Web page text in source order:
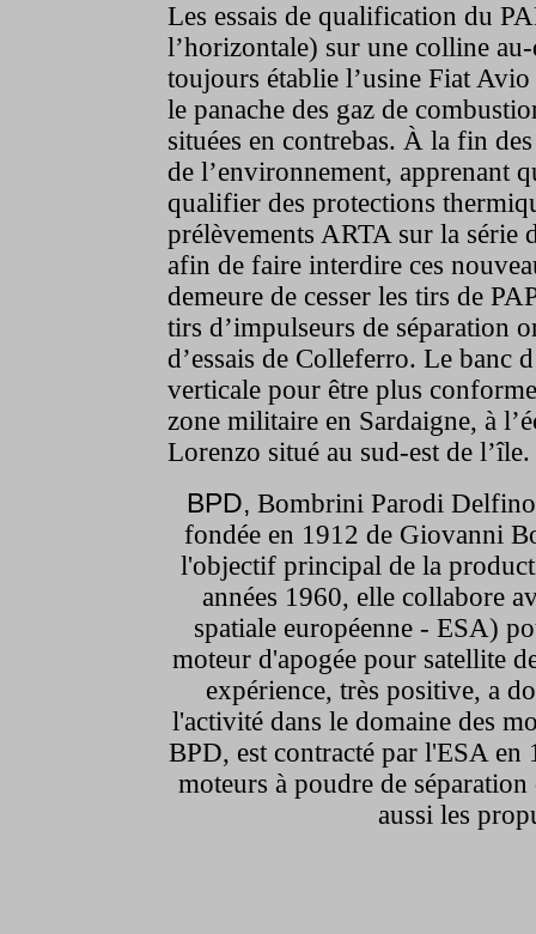
Les essais de qualification du
l’horizontale) sur une colline
toujours établie l’usine Fiat
le panache des gaz de
situées en contrebas. À la fin
de l’environnement, apprenant
qualifier des protections
prélèvements ARTA sur la
afin de faire interdire ces
demeure de cesser les tirs de
tirs d’impulseurs de séparation
d’essais de Colleferro. Le banc
verticale pour être plus
zone militaire en Sardaigne, à
Lorenzo situé au sud-est de l’île.
BPD, Bombrini Parodi
fondée en 1912 de Giovanni
l'objectif principal de la
années 1960, elle collabore
spatiale européenne - ESA)
moteur d'apogée pour satellite
expérience, très positive, a
l'activité dans le domaine des
BPD, est contracté par l'ESA
moteurs à poudre de
aussi les